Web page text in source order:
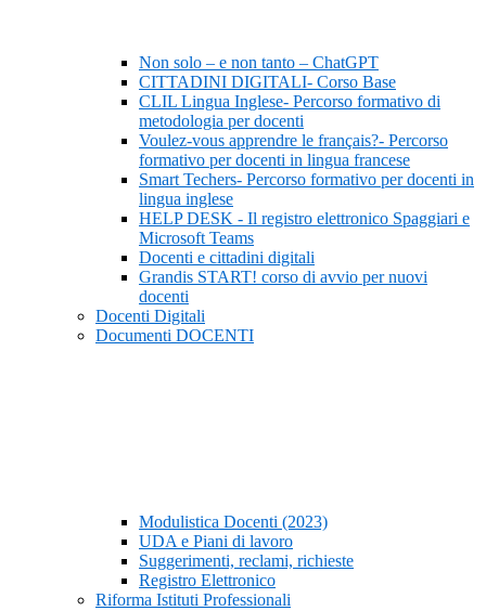
Non solo – e non tanto – ChatGPT
CITTADINI DIGITALI- Corso Base
CLIL Lingua Inglese- Percorso formativo di
metodologia per docenti
Voulez-vous apprendre le français?- Percorso
formativo per docenti in lingua francese
Smart Techers- Percorso formativo per docenti in
lingua inglese
HELP DESK - Il registro elettronico Spaggiari e
Microsoft Teams
Docenti e cittadini digitali
Grandis START! corso di avvio per nuovi
docenti
Docenti Digitali
Documenti DOCENTI
Modulistica Docenti (2023)
UDA e Piani di lavoro
Suggerimenti, reclami, richieste
Registro Elettronico
Riforma Istituti Professionali